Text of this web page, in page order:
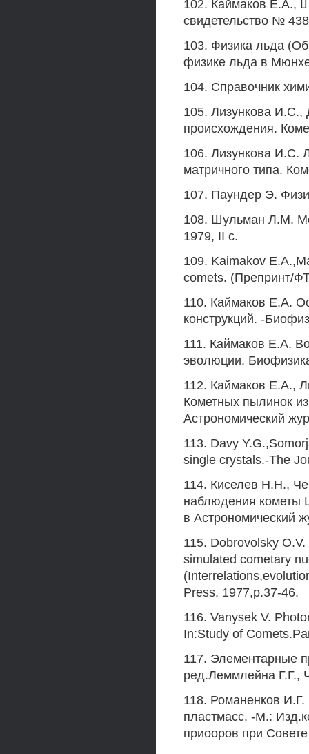
102. Каймаков Е.А.,
свидетельство №
103. Физика льда
физике льда в
104. Справочник
105. Лизункова И.С.,
происхождения.
106. Лизункова И.С.
матричного типа.
107. Паундер Э.
108. Шульман Л.М.
1979, II с.
109. Kaimakov
comets. (Препринт/
110. Каймаков Е.А.
конструкций. -
111. Каймаков Е.А.
эволюции.
112. Каймаков Е.А.,
Кометных пылинок
Астрономический
113. Davy
single crystals.-The
114. Киселев H.H.,
наблюдения кометы
в Астрономический
115. Dobrovolsky
simulated cometary
Press, 1977,p.37-46.
116. Vanysek V.
In:Study of
117. Элементарные
ред.Леммлейна Г.Г.,
118. Романенков И.Г.
пластмасс. -М.:
приооров при